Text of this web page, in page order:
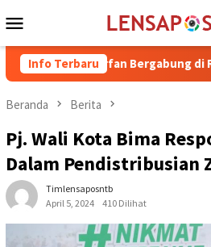
ke
Mobile
Info Terbaru
H. Irfan Bergabung di Retreat
Beranda Berita
Pj. Wali Kota Bima
Dalam Pendistribusian
Timlensaposntb
April 5, 2024
410 Dilihat